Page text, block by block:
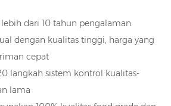
dari 10 tahun pengalaman
dengan kualitas tinggi, harga yang
cepat
langkah sistem kontrol kualitas-
lama